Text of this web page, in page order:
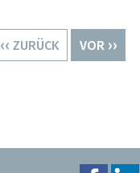
VORHERIGE
‹‹ ZURÜCK
NÄCHSTE
VOR ››